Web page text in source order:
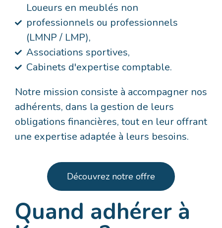
Loueurs en meublés non
professionnels ou professionnels
(LMNP / LMP),
Associations sportives,
Cabinets d'expertise comptable.
Notre mission consiste à accompagner nos
adhérents, dans la gestion de leurs
obligations financières, tout en leur offrant
une expertise adaptée à leurs besoins.
Découvrez notre offre
Quand adhérer à